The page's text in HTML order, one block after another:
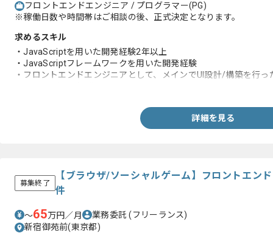
フロントエンドエンジニア / プログラマー(PG)
※稼働日数や時間帯はご相談の後、正式決定となります。
求めるスキル
・JavaScriptを用いた開発経験2年以上
・JavaScriptフレームワークを用いた開発経験
・フロントエンドエンジニアとして、メインでUI設計/構築を行っ
詳細を見る
募集終了
【ブラウザ/ソーシャルゲーム】フロントエン
件
〜65万円／月 業務委託(フリーランス)
新宿御苑前(東京都)